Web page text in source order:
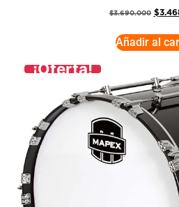
$3.690.000 $
Añadir al
¡Oferta!